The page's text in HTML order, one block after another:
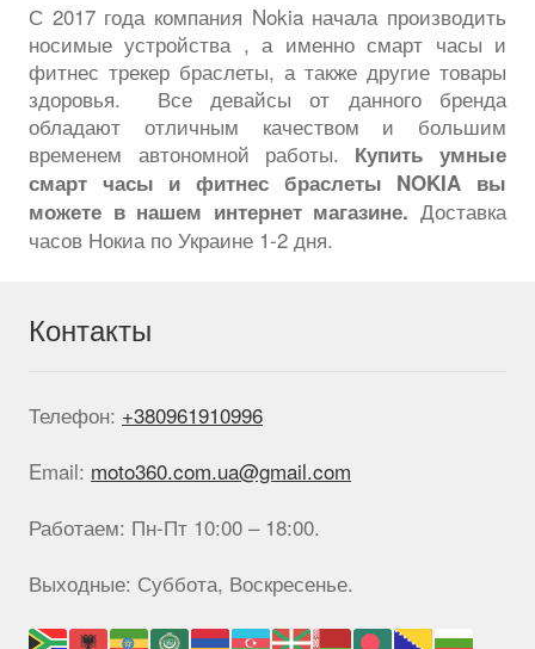
С 2017 года компания Nokia начала производить
носимые устройства , а именно смарт часы и
фитнес трекер браслеты, а также другие товары
здоровья. Все девайсы от данного бренда
обладают отличным качеством и большим
временем автономной работы. Купить умные
смарт часы и фитнес браслеты NOKIA вы
можете в нашем интернет магазине. Доставка
часов Нокиа по Украине 1-2 дня.
Контакты
Телефон: +380961910996
Email: moto360.com.ua@gmail.com
Работаем: Пн-Пт 10:00 – 18:00.
Выходные: Суббота, Воскресенье.